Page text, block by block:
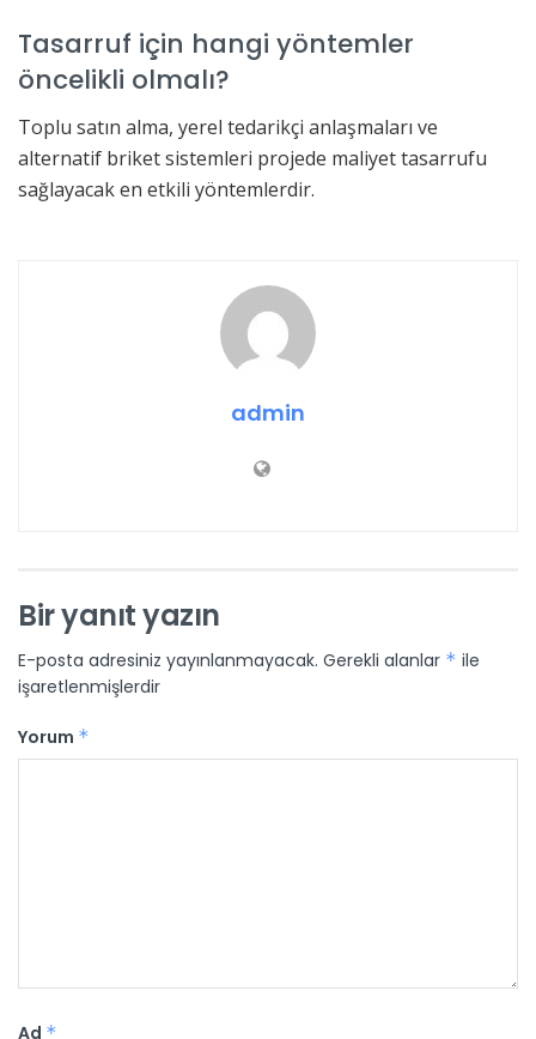
Tasarruf için hangi yöntemler
öncelikli olmalı?
Toplu satın alma, yerel tedarikçi anlaşmaları ve
alternatif briket sistemleri projede maliyet tasarrufu
sağlayacak en etkili yöntemlerdir.
admin
Bir yanıt yazın
E-posta adresiniz yayınlanmayacak. Gerekli alanlar * ile
işaretlenmişlerdir
Yorum *
Ad *